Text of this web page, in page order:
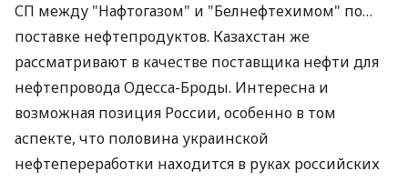
СП между "Нафтогазом" и "Белнефтехимом" по…
поставке нефтепродуктов. Казахстан же
рассматривают в качестве поставщика нефти для
нефтепровода Одесса-Броды. Интересна и
возможная позиция России, особенно в том
аспекте, что половина украинской
нефтепереработки находится в руках российских